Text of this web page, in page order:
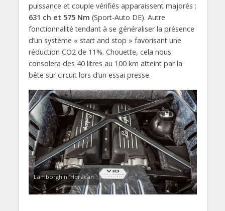
puissance et couple vérifiés apparaissent majorés :
631 ch et 575 Nm (Sport-Auto DE). Autre
fonctionnalité tendant à se généraliser la présence
d’un système « start and stop » favorisant une
réduction CO2 de 11%. Chouette, cela nous
consolera des 40 litres au 100 km atteint par la
bête sur circuit lors d’un essai presse.
Lamborghini Huracan